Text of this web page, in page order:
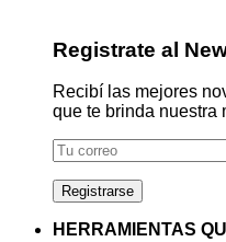
Registrate al
Recibí las mejores
que te brinda nuestra
HERRAMIENTAS